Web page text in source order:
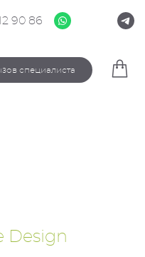
90 86
специалиста
Design